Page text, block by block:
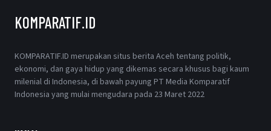
KOMPARATIF.ID
KOMPARATIF.ID merupakan situs berita Aceh tentang politik,
ekonomi, dan gaya hidup yang dikemas secara khusus bagi kaum
milenial di Indonesia, di bawah payung PT Media Komparatif
Indonesia yang mulai mengudara pada 23 Maret 2022